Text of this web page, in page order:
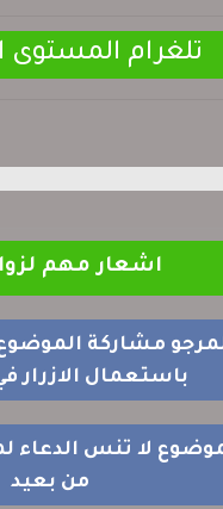
تلغرام
اشعار مهم
مشاركة
باستعمال الازرار
لا تنس الدعاء
من بعيد